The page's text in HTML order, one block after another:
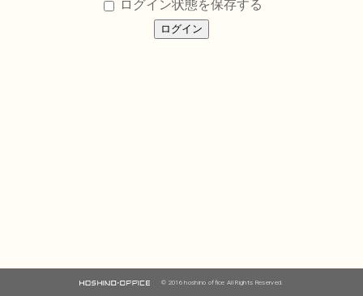
ログイン状態を保存する
© 2016 hoshino office All Rights Reserved.